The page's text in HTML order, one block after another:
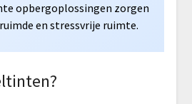
opbergoplossingen zorgen
en stressvrije ruimte.